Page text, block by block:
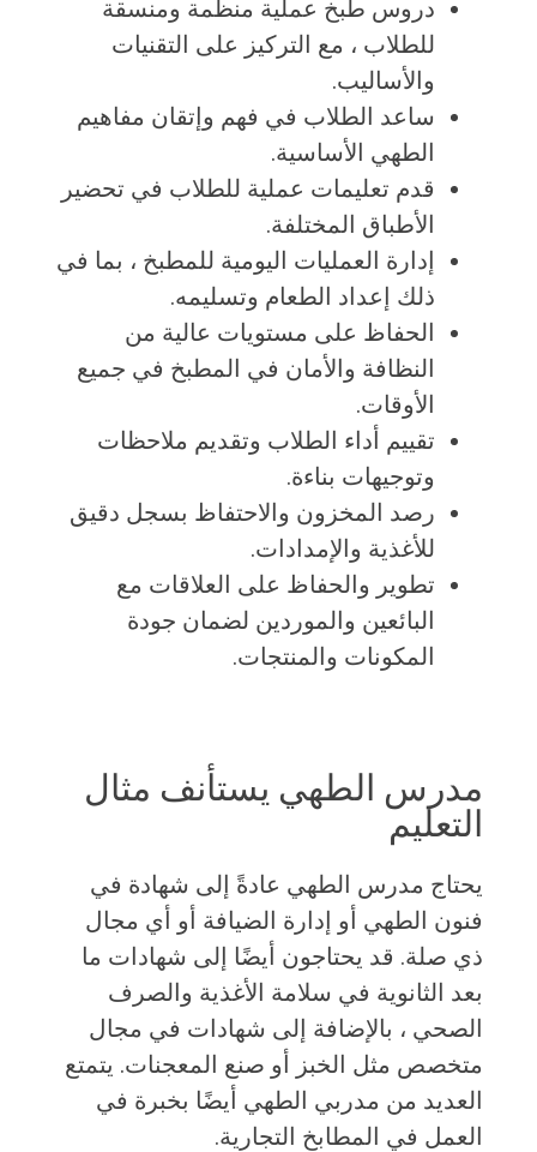
دروس طبخ عملية منظمة ومنسقة
للطلاب ، مع التركيز على التقنيات
والأساليب.
ساعد الطلاب في فهم وإتقان مفاهيم
الطهي الأساسية.
قدم تعليمات عملية للطلاب في تحضير
الأطباق المختلفة.
إدارة العمليات اليومية للمطبخ ، بما في
ذلك إعداد الطعام وتسليمه.
الحفاظ على مستويات عالية من
النظافة والأمان في المطبخ في جميع
الأوقات.
تقييم أداء الطلاب وتقديم ملاحظات
وتوجيهات بناءة.
رصد المخزون والاحتفاظ بسجل دقيق
للأغذية والإمدادات.
تطوير والحفاظ على العلاقات مع
البائعين والموردين لضمان جودة
المكونات والمنتجات.
مدرس الطهي يستأنف مثال
التعليم
يحتاج مدرس الطهي عادةً إلى شهادة في
فنون الطهي أو إدارة الضيافة أو أي مجال
ذي صلة. قد يحتاجون أيضًا إلى شهادات ما
بعد الثانوية في سلامة الأغذية والصرف
الصحي ، بالإضافة إلى شهادات في مجال
متخصص مثل الخبز أو صنع المعجنات. يتمتع
العديد من مدربي الطهي أيضًا بخبرة في
العمل في المطابخ التجارية.